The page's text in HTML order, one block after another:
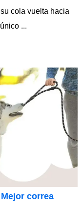
cola vuelta hacia
...
correa